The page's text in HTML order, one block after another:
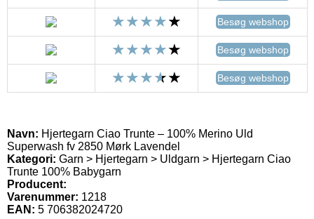
Besøg webshop
Besøg webshop
Besøg webshop
Navn: Hjertegarn Ciao Trunte – 100% Merino Uld
Superwash fv 2850 Mørk Lavendel
Kategori: Garn > Hjertegarn > Uldgarn > Hjertegarn Ciao
Trunte 100% Babygarn
Producent:
Varenummer: 1218
EAN: 5 706382024720